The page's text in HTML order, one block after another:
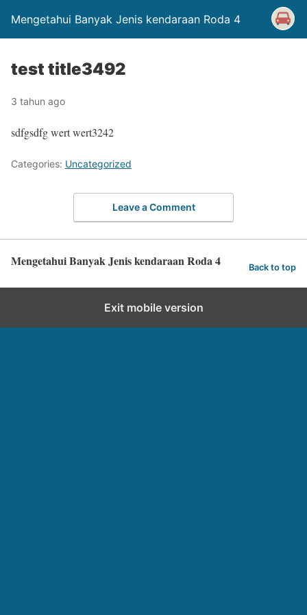
Mengetahui Banyak Jenis kendaraan Roda 4
test title3492
3 tahun ago
sdfgsdfg wert wert3242
Categories: Uncategorized
Leave a Comment
Mengetahui Banyak Jenis kendaraan Roda 4 Back to top
Exit mobile version